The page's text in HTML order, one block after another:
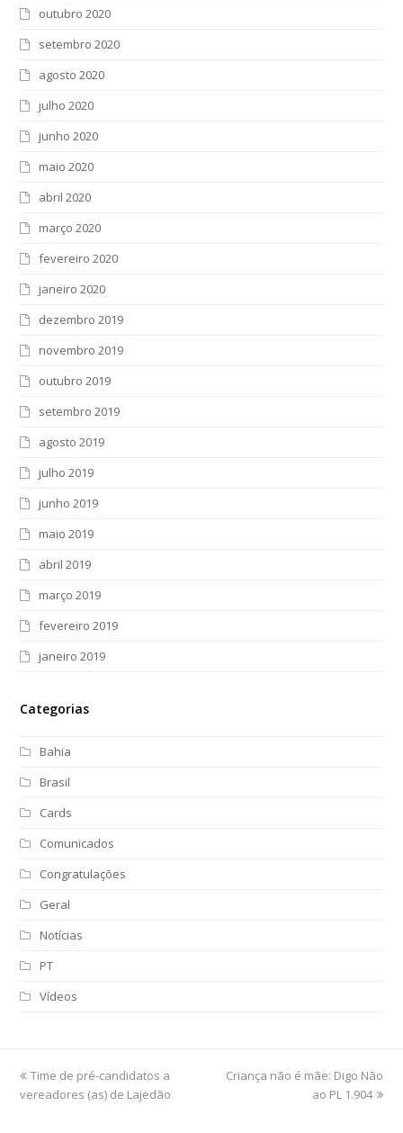
outubro 2020
setembro 2020
agosto 2020
julho 2020
junho 2020
maio 2020
abril 2020
março 2020
fevereiro 2020
janeiro 2020
dezembro 2019
novembro 2019
outubro 2019
setembro 2019
agosto 2019
julho 2019
junho 2019
maio 2019
abril 2019
março 2019
fevereiro 2019
janeiro 2019
Categorias
Bahia
Brasil
Cards
Comunicados
Congratulações
Geral
Notícias
PT
Vídeos
previous
post:
Time de pré-candidatos a
vereadores (as) de Lajedão
next
Criança não é mãe: Digo Não
ao PL 1.904